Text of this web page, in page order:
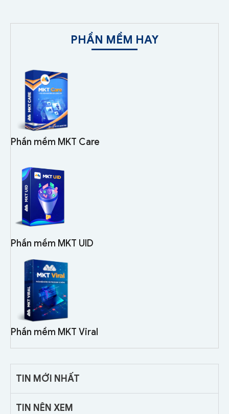
PHẦN MỀM HAY
Phần mềm MKT Care
Phần mềm MKT UID
Phần mềm MKT Viral
TIN MỚI NHẤT
TIN NÊN XEM